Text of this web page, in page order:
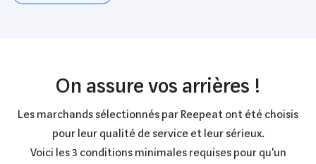
On assure vos arrières !
Les marchands sélectionnés par Reepeat ont été choisis
pour leur qualité de service et leur sérieux.
Voici les 3 conditions minimales requises pour qu'un